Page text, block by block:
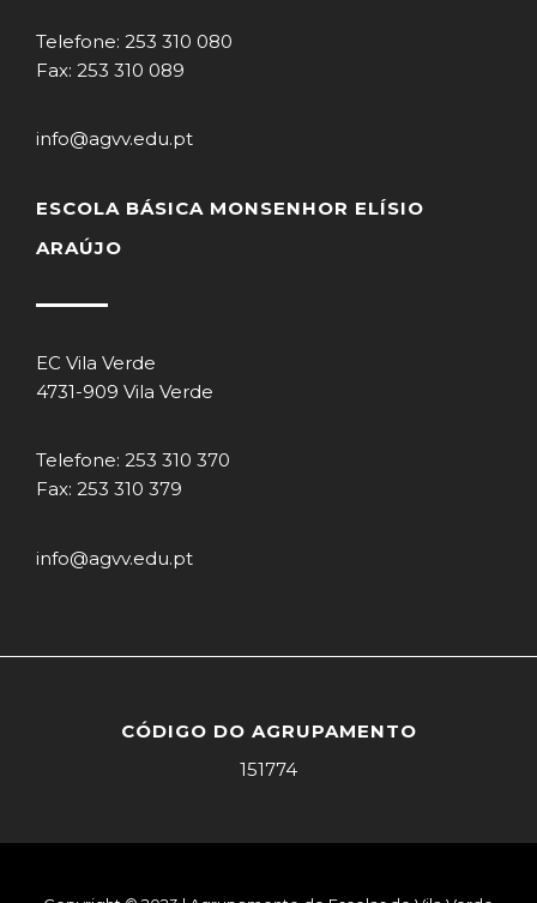
Telefone: 253 310 080
Fax: 253 310 089
info@agvv.edu.pt
ESCOLA BÁSICA MONSENHOR ELÍSIO
ARAÚJO
EC Vila Verde
4731-909 Vila Verde
Telefone: 253 310 370
Fax: 253 310 379
info@agvv.edu.pt
CÓDIGO DO AGRUPAMENTO
151774